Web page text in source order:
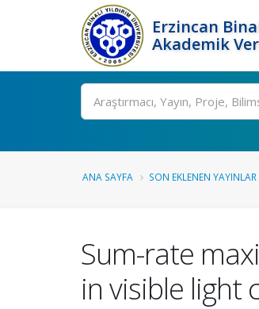
Erzincan
Akademik
Ara
ANA SAYFA SON EKLENEN YAYINLAR
Sum-rate
in visible light